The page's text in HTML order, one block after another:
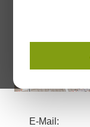
E-Mail: